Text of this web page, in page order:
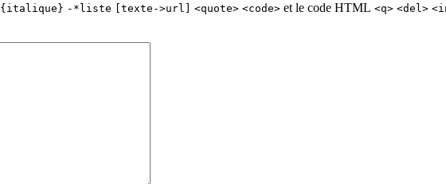
{italique} -*liste [texte->url] <quote> <code> et le code HTML <q> <del>